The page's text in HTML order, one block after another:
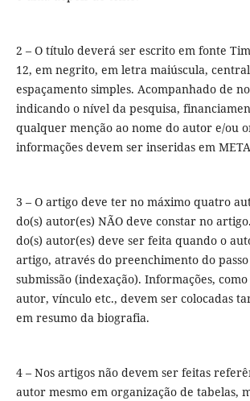
2 – O título deverá ser escrito em fonte
12, em negrito, em letra maiúscula,
espaçamento simples. Acompanhado de
indicando o nível da pesquisa,
qualquer menção ao nome do autor e/ou
informações devem ser inseridas em
3 – O artigo deve ter no máximo quatro
do(s) autor(es) NÃO deve constar no
do(s) autor(es) deve ser feita quando o
artigo, através do preenchimento do
submissão (indexação). Informações,
autor, vínculo etc., devem ser colocadas
em resumo da biografia.
4 – Nos artigos não devem ser feitas
autor mesmo em organização de tabelas,